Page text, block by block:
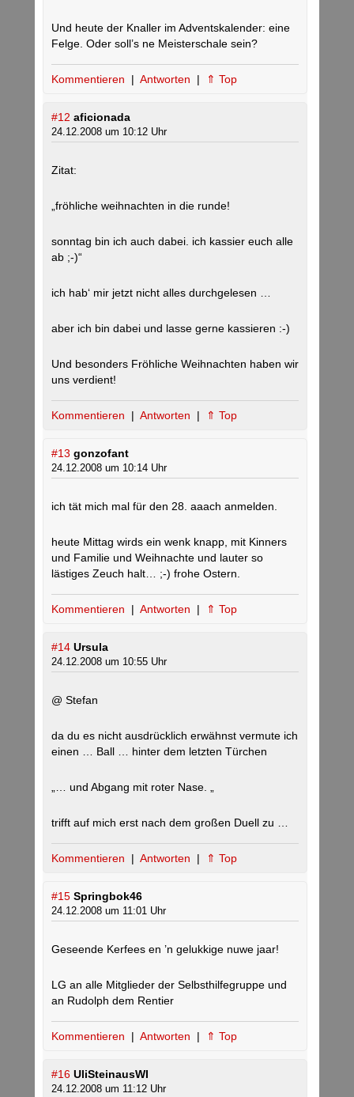
Und heute der Knaller im Adventskalender: eine
Felge. Oder soll’s ne Meisterschale sein?
Kommentieren | Antworten | ⇑ Top
#12 aficionada
24.12.2008 um 10:12 Uhr
Zitat:
„fröhliche weihnachten in die runde!
sonntag bin ich auch dabei. ich kassier euch alle
ab ;-)“
ich hab‘ mir jetzt nicht alles durchgelesen …
aber ich bin dabei und lasse gerne kassieren :-)
Und besonders Fröhliche Weihnachten haben wir
uns verdient!
Kommentieren | Antworten | ⇑ Top
#13 gonzofant
24.12.2008 um 10:14 Uhr
ich tät mich mal für den 28. aaach anmelden.
heute Mittag wirds ein wenk knapp, mit Kinners
und Familie und Weihnachte und lauter so
lästiges Zeuch halt… ;-) frohe Ostern.
Kommentieren | Antworten | ⇑ Top
#14 Ursula
24.12.2008 um 10:55 Uhr
@ Stefan
da du es nicht ausdrücklich erwähnst vermute ich
einen … Ball … hinter dem letzten Türchen
„… und Abgang mit roter Nase. „
trifft auf mich erst nach dem großen Duell zu …
Kommentieren | Antworten | ⇑ Top
#15 Springbok46
24.12.2008 um 11:01 Uhr
Geseende Kerfees en ’n gelukkige nuwe jaar!
LG an alle Mitglieder der Selbsthilfegruppe und
an Rudolph dem Rentier
Kommentieren | Antworten | ⇑ Top
#16 UliSteinausWI
24.12.2008 um 11:12 Uhr